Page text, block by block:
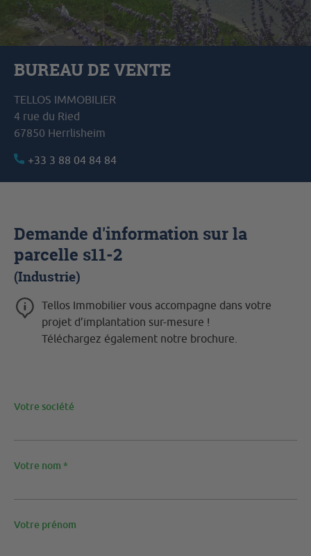
BUREAU DE VENTE
TELLOS IMMOBILIER
4 rue du Ried
67850 Herrlisheim
+33 3 88 04 84 84
Demande d'information sur la
parcelle s11-2
(Industrie)
Tellos Immobilier vous accompagne dans votre
projet d’implantation sur-mesure !
Téléchargez également notre brochure.
Votre société
Votre nom *
Votre prénom